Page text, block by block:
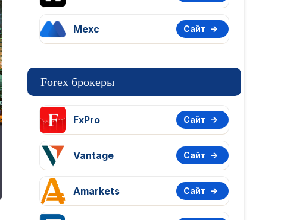
Mexc Сайт
Forex брокеры
FxPro Сайт
Vantage Сайт
Amarkets Сайт